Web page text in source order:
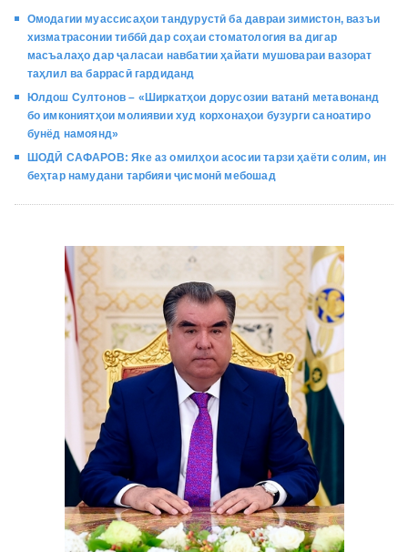
Омодагии муассисаҳои тандурустӣ ба давраи зимистон, вазъи
хизматрасонии тиббӣ дар соҳаи стоматология ва дигар
масъалаҳо дар ҷаласаи навбатии ҳайати мушовараи вазорат
таҳлил ва баррасӣ гардиданд
Юлдош Султонов – «Ширкатҳои дорусозии ватанӣ метавонанд
бо имкониятҳои молиявии худ корхонаҳои бузурги саноатиро
бунёд намоянд»
ШОДӢ САФАРОВ: Яке аз омилҳои асосии тарзи ҳаёти солим, ин
беҳтар намудани тарбияи ҷисмонӣ мебошад